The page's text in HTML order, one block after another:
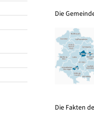
Die
Die Fakten